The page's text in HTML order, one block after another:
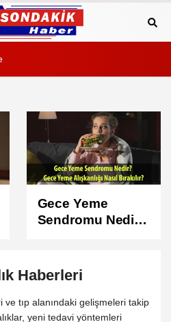
Bu Belirtiler
Sandığınızdan
Kişiden 1’inde
Görülüyor
Haberleri
ve tıp alanındaki gelişmeleri takip
yeni tedavi yöntemleri